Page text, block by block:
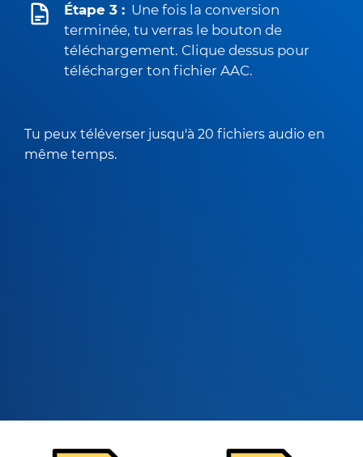
Étape 3 : Une fois la conversion
terminée, tu verras le bouton de
téléchargement. Clique dessus pour
télécharger ton fichier AAC.
Tu peux téléverser jusqu'à 20 fichiers audio en
même temps.